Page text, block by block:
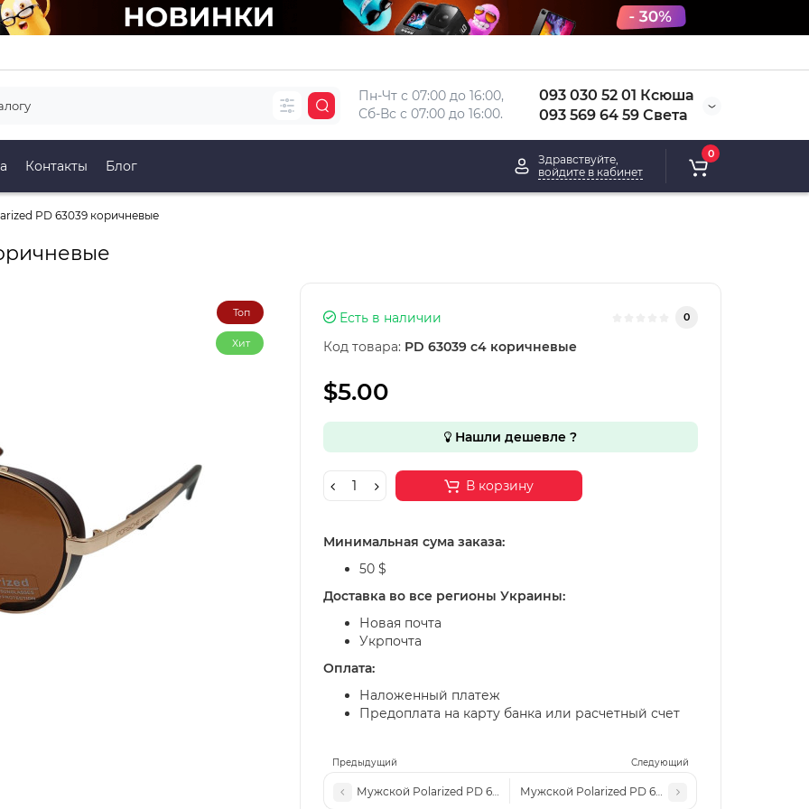
Пн-Чт с 07:00 до 16:00,
Сб-Вс с 07:00 до 16:00.
093 030 52 01 Ксюша
093 569 64 59 Света
Контакты Блог
Здравствуйте,
войдите в кабинет
0
PD 63039 коричневые
Топ
Хит
Предыдущий Следующий
Мужской Polarized PD 63039 сталь-синиеМужской Polarized PD 63039 сталь-серые
Есть в наличии 0
Код товара: PD 63039 c4 коричневые
$5.00
Нашли дешевле ?
В корзину
Минимальная сума заказа:
50 $
Доставка во все регионы Украины:
Новая почта
Укрпочта
Оплата:
Наложенный платеж
Предоплата на карту банка или расчетный счет